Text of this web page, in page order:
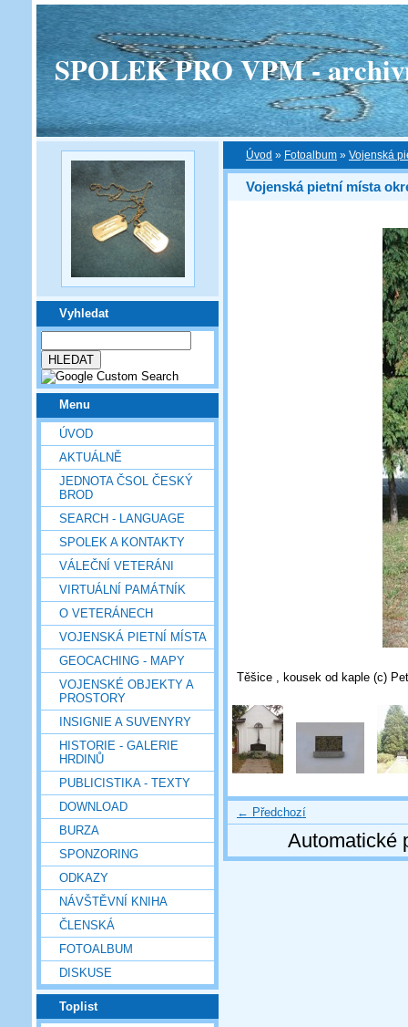
SPOLEK PRO VPM -
Vyhledat
Menu
ÚVOD
AKTUÁLNĚ
JEDNOTA ČSOL ČESKÝ
BROD
SEARCH - LANGUAGE
SPOLEK A KONTAKTY
VÁLEČNÍ VETERÁNI
VIRTUÁLNÍ PAMÁTNÍK
O VETERÁNECH
VOJENSKÁ PIETNÍ MÍSTA
GEOCACHING - MAPY
VOJENSKÉ OBJEKTY A
PROSTORY
INSIGNIE A SUVENYRY
HISTORIE - GALERIE
HRDINŮ
PUBLICISTIKA - TEXTY
DOWNLOAD
BURZA
SPONZORING
ODKAZY
NÁVŠTĚVNÍ KNIHA
ČLENSKÁ
FOTOALBUM
DISKUSE
Toplist
Úvod » Fotoalbum » Vojenská
Vojenská pietní místa
Těšice , kousek od kaple (c)
← Předchozí
Automatické